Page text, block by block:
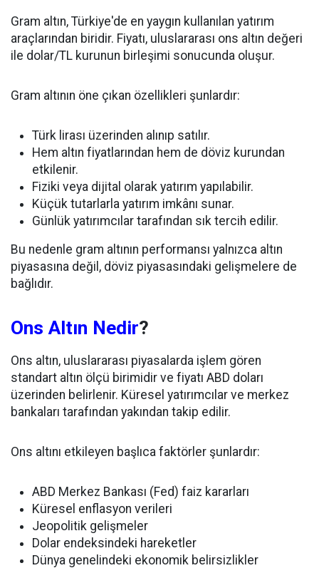
Gram altın, Türkiye'de en yaygın kullanılan yatırım
araçlarından biridir. Fiyatı, uluslararası ons altın değeri
ile dolar/TL kurunun birleşimi sonucunda oluşur.
Gram altının öne çıkan özellikleri şunlardır:
Türk lirası üzerinden alınıp satılır.
Hem altın fiyatlarından hem de döviz kurundan
etkilenir.
Fiziki veya dijital olarak yatırım yapılabilir.
Küçük tutarlarla yatırım imkânı sunar.
Günlük yatırımcılar tarafından sık tercih edilir.
Bu nedenle gram altının performansı yalnızca altın
piyasasına değil, döviz piyasasındaki gelişmelere de
bağlıdır.
Ons Altın Nedir?
Ons altın, uluslararası piyasalarda işlem gören
standart altın ölçü birimidir ve fiyatı ABD doları
üzerinden belirlenir. Küresel yatırımcılar ve merkez
bankaları tarafından yakından takip edilir.
Ons altını etkileyen başlıca faktörler şunlardır:
ABD Merkez Bankası (Fed) faiz kararları
Küresel enflasyon verileri
Jeopolitik gelişmeler
Dolar endeksindeki hareketler
Dünya genelindeki ekonomik belirsizlikler